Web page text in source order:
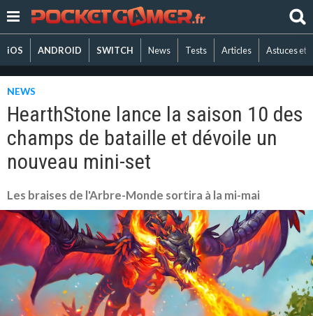
iOS ANDROID SWITCH News Tests Articles Astuces et
NEWS
HearthStone lance la saison 10 des
champs de bataille et dévoile un
nouveau mini-set
Les braises de l'Arbre-Monde sortira à la mi-mai